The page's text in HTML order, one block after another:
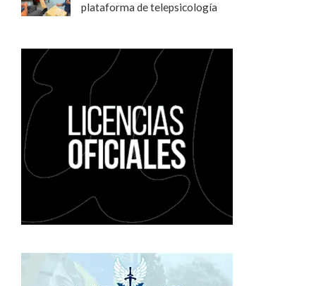
plataforma de telepsicología